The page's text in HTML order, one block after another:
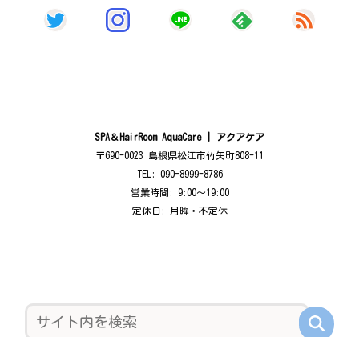
SPA＆HairRoom AquaCare | アクアケア
〒690-0023 島根県松江市竹矢町808-11
TEL: 090-8999-8786
営業時間: 9:00〜19:00
定休日: 月曜・不定休